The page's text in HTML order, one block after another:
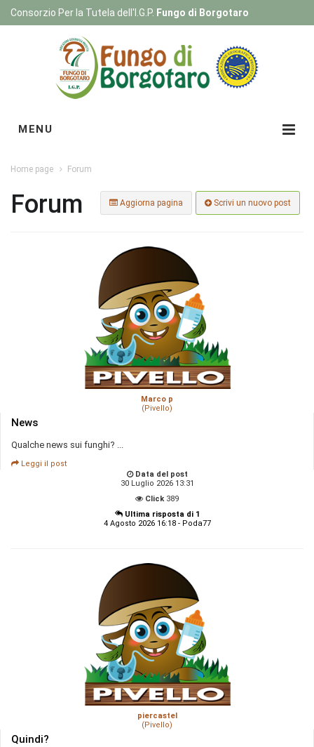
Consorzio Per la Tutela dell'I.G.P. Fungo di Borgotaro
MENU
Home page Forum
Scrivi un nuovo post
Aggiorna pagina
Forum
Marco p
(Pivello)
News
Qualche news sui funghi? ...
Leggi il post
Data del post
30 Luglio 2026 13:31
Click 389
Ultima risposta di 1
4 Agosto 2026 16:18 - Poda77
piercastel
(Pivello)
Quindi?